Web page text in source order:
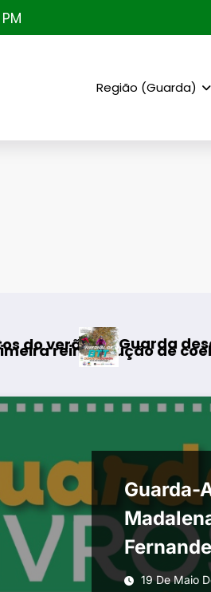
Região (Guarda)
de coelho-bravo em
Guarda desafia amantes
Guarda-
Freitas e
19 De Maio